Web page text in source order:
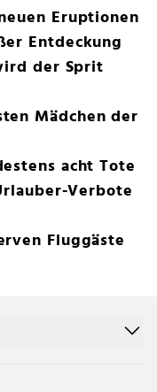
Eruptionen
Entdeckung
der Sprit
Mädchen der
acht Tote
Verbote
Fluggäste